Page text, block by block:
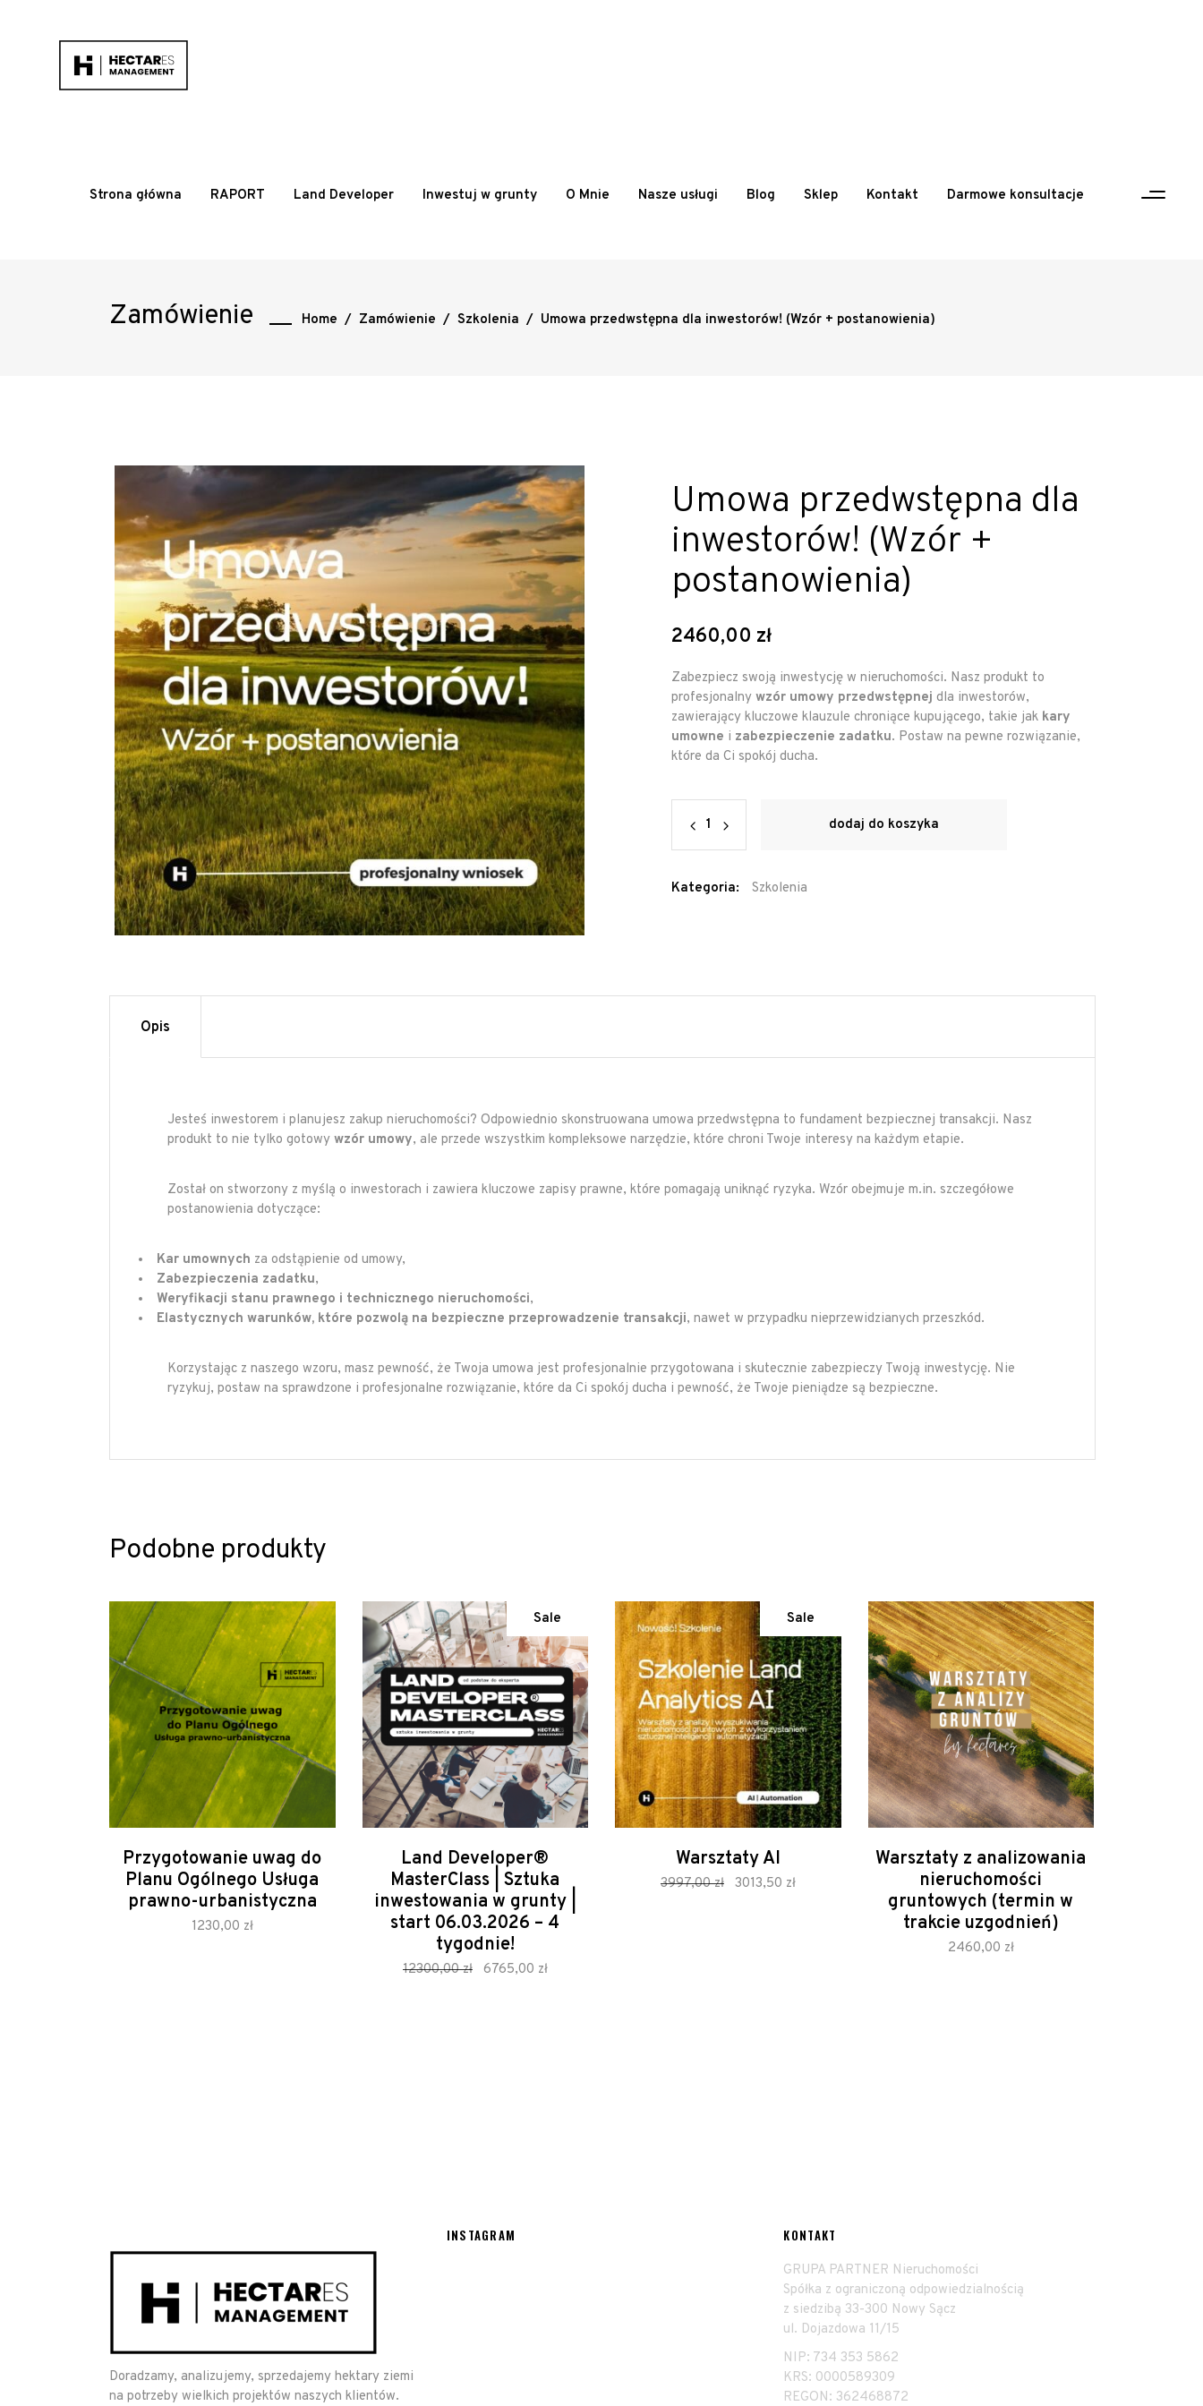
Strona główna RAPORT Land Developer Inwestuj w grunty O Mnie Nasze usługi Blog Sklep Kontakt Darmowe konsultacje
Zamówienie Home / Zamówienie / Szkolenia / Umowa przedwstępna dla inwestorów! (Wzór + postanowienia)
Umowa przedwstępna dla
inwestorów! (Wzór +
postanowienia)
2460,00 zł
Zabezpiecz swoją inwestycję w nieruchomości. Nasz produkt to
profesjonalny wzór umowy przedwstępnej dla inwestorów,
zawierający kluczowe klauzule chroniące kupującego, takie jak kary
umowne i zabezpieczenie zadatku. Postaw na pewne rozwiązanie,
które da Ci spokój ducha.
dodaj do koszyka
Kategoria: Szkolenia
Opis
Jesteś inwestorem i planujesz zakup nieruchomości? Odpowiednio skonstruowana umowa przedwstępna to fundament bezpiecznej transakcji. Nasz
produkt to nie tylko gotowy wzór umowy, ale przede wszystkim kompleksowe narzędzie, które chroni Twoje interesy na każdym etapie.
Został on stworzony z myślą o inwestorach i zawiera kluczowe zapisy prawne, które pomagają uniknąć ryzyka. Wzór obejmuje m.in. szczegółowe
postanowienia dotyczące:
Kar umownych za odstąpienie od umowy,
Zabezpieczenia zadatku,
Weryfikacji stanu prawnego i technicznego nieruchomości,
Elastycznych warunków, które pozwolą na bezpieczne przeprowadzenie transakcji, nawet w przypadku nieprzewidzianych przeszkód.
Korzystając z naszego wzoru, masz pewność, że Twoja umowa jest profesjonalnie przygotowana i skutecznie zabezpieczy Twoją inwestycję. Nie
ryzykuj, postaw na sprawdzone i profesjonalne rozwiązanie, które da Ci spokój ducha i pewność, że Twoje pieniądze są bezpieczne.
Podobne produkty
Przygotowanie uwag do
Planu Ogólnego Usługa
prawno-urbanistyczna
1230,00 zł
zamów
Sale
Land Developer®
MasterClass | Sztuka
inwestowania w grunty |
start 06.03.2026 – 4
tygodnie!
12300,00zł Original
6765,00 złCurrent
zamów
Sale
Warsztaty AI
3997,00zł Original
3013,50 złCurrent
zamów
Warsztaty z analizowania
nieruchomości
gruntowych (termin w
trakcie uzgodnień)
2460,00 zł
zamów
Doradzamy, analizujemy, sprzedajemy hektary ziemi
na potrzeby wielkich projektów naszych klientów.
INSTAGRAM KONTAKT
GRUPA PARTNER Nieruchomości
Spółka z ograniczoną odpowiedzialnością
z siedzibą 33-300 Nowy Sącz
ul. Dojazdowa 11/15
NIP: 734 353 5862
KRS: 0000589309
REGON: 362468872